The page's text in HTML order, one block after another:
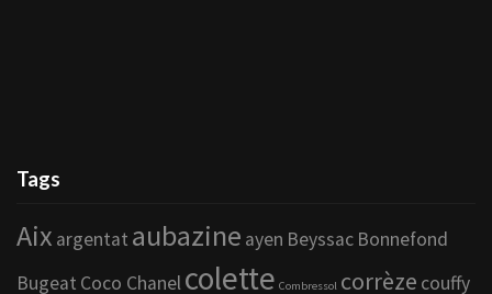
Tags
Aix argentat aubazine ayen Beyssac Bonnefond
Bugeat Coco Chanelcolette Combressol corrèze couffy